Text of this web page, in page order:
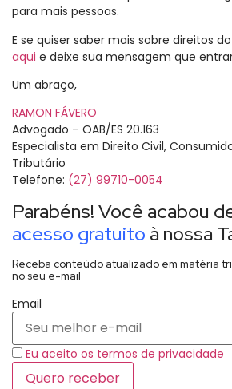
para mais pessoas.
E se quiser saber mais sobre direitos
aqui e deixe sua mensagem que
Um abraço,
RAMON FÁVERO
Advogado – OAB/ES 20.163
Especialista em Direito Civil,
Tributário
Telefone: (27) 99710-0054
Parabéns! Você acabou
acesso gratuito à nossa
Receba conteúdo atualizado em matéria
no seu e-mail
Email
Eu aceito os termos de privacidade